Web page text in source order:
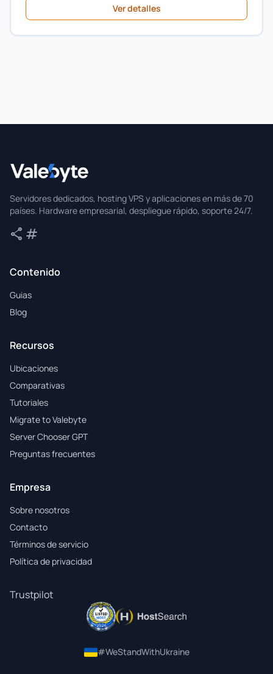
Ver detalles
Servidores dedicados, hosting VPS y aplicaciones en más de 70
países. Hardware empresarial, despliegue rápido, soporte 24/7.
share Compartir
tag
Contenido
Guias
Blog
Recursos
Ubicaciones
Comparativas
Tutoriales
Migrate to Valebyte
Server Chooser GPT
Preguntas frecuentes
Empresa
Sobre nosotros
Contacto
Términos de servicio
Política de privacidad
Trustpilot
#WeStandWithUkraine